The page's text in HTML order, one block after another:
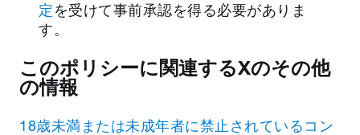
定 を受けて事前承認を得る必要がありま
す。
このポリシーに関連するXのその他
の情報
18歳未満または未成年者に禁止されているコン